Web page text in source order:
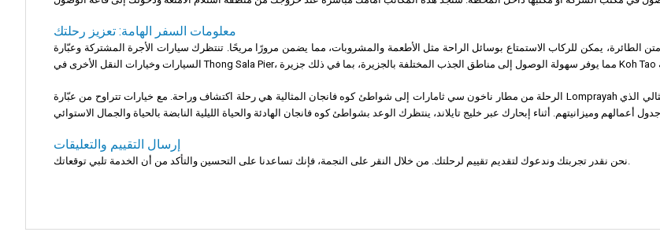
معلومات السفر الهامة: تعزيز رحلتك
الطائرة، يمكن للركاب الاستمتاع بوسائل الراحة مثل الأطعمة والمشروبات، مما يضمن مرورًا مريحًا. تنتظرك سيارات الأجرة المشتركة وعبّارة
الرحلة من مطار ناخون سي ثامارات إلى شواطئ كوه فانجان المثالية هي رحلة اكتشاف وراحة. مع خيارات تتراوح من عبّارة Lomprayah عالية السرعة إلى خدمات القارب السريع، يمكن للمسافرين العثور على المكان المثالي الذي
إرسال التقييم والتعليقات